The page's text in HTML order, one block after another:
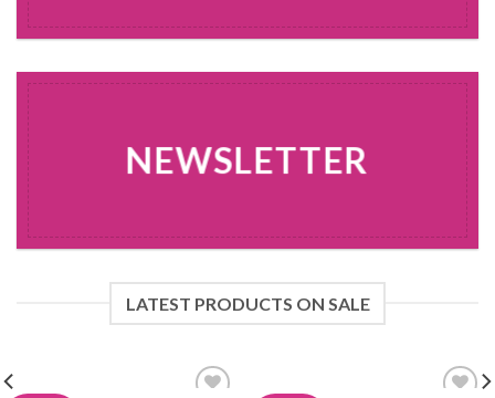
NEWSLETTER
LATEST PRODUCTS ON SALE